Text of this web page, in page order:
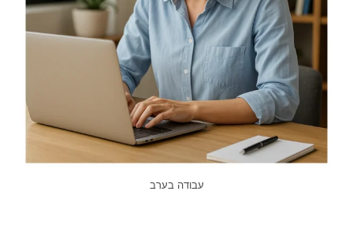
עבודה בערב